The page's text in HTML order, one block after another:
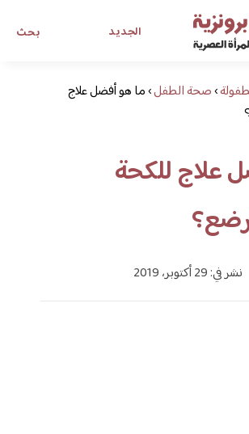
بحث الجديد
للفتاة العصرية ›صحة الطفل›ما هو أفضل علاج
علاج للكحة
نشر في: 29 أكتوبر، 2019